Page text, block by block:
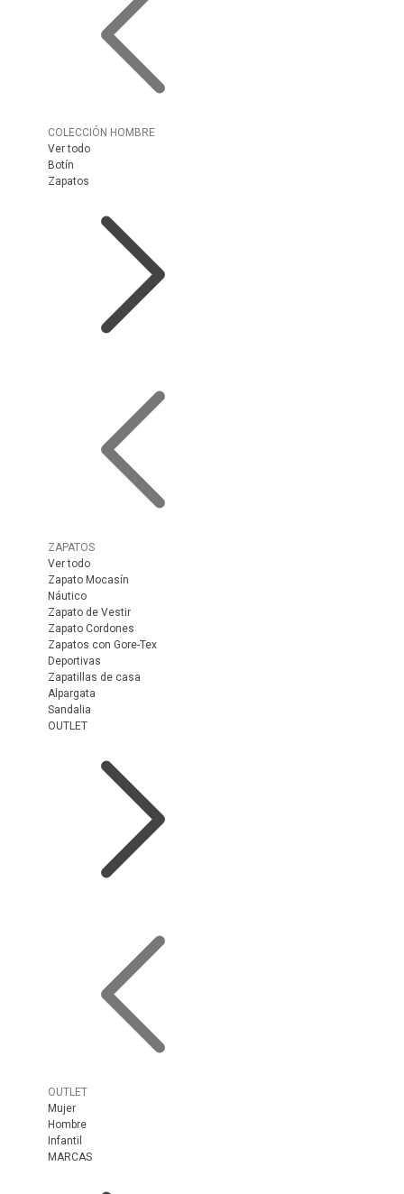
COLECCIÓN HOMBRE
Ver todo
Botín
Zapatos
ZAPATOS
Ver todo
Zapato Mocasín
Náutico
Zapato de Vestir
Zapato Cordones
Zapatos con Gore-Tex
Deportivas
Zapatillas de casa
Alpargata
Sandalia
OUTLET
OUTLET
Mujer
Hombre
Infantil
MARCAS